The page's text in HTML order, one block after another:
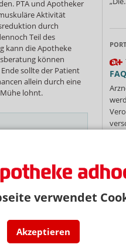
verwendet
Akzeptieren
PTA und Apotheker
Aktivität
durch
Teil des
kann die Apotheke
können
sollte der Patient
allein durch eine
lohnt.
Kostenlos!
Jetzt